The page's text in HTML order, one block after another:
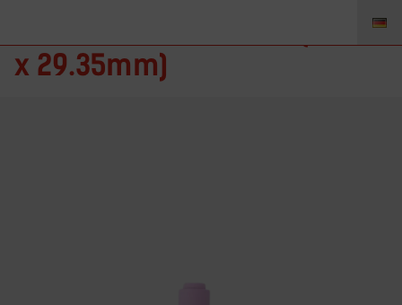
13N12 – HL Düse Gr. 8 (Ø 12.7
x 29.35mm)